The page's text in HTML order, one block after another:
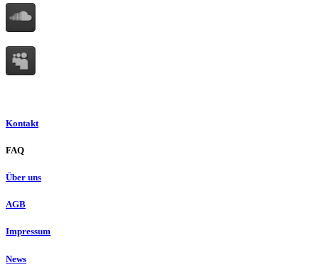
Kontakt
FAQ
Über uns
AGB
Impressum
News